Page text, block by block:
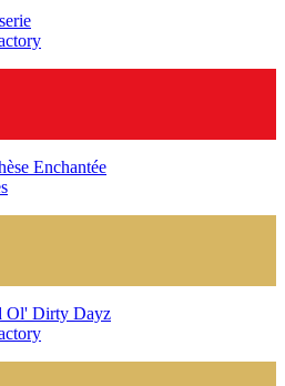
Enchantée
Ol' Dirty Dayz